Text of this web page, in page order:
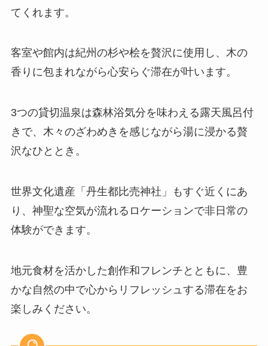
てくれます。
客室や館内は紀州の杉や桧を贅沢に使用し、木の
香りに包まれながら心安らぐ滞在が叶います。
3つの貸切温泉は森林浴気分を味わえる露天風呂付
きで、木々のざわめきを感じながら湯に浸かる贅
沢なひととき。
世界文化遺産「丹生都比売神社」もすぐ近くにあ
り、神聖な空気が流れるロケーションで非日常の
体験ができます。
地元食材を活かした創作和フレンチとともに、豊
かな自然の中で心からリフレッシュする滞在をお
楽しみください。